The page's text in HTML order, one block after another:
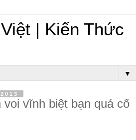
| Kiến Thức
▼
voi vĩnh biệt bạn quá cố